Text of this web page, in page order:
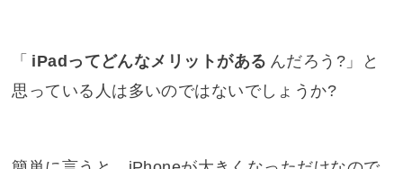
「 iPadってどんなメリットがある んだろう?」と
思っている人は多いのではないでしょうか?